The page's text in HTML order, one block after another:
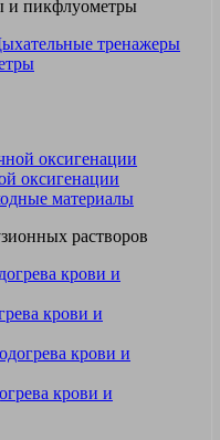
и пикфлуометры
тренажеры
оксигенации
материалы
растворов
крови и
крови и